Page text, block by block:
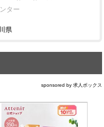
ター
県
sponsored by 求人ボックス